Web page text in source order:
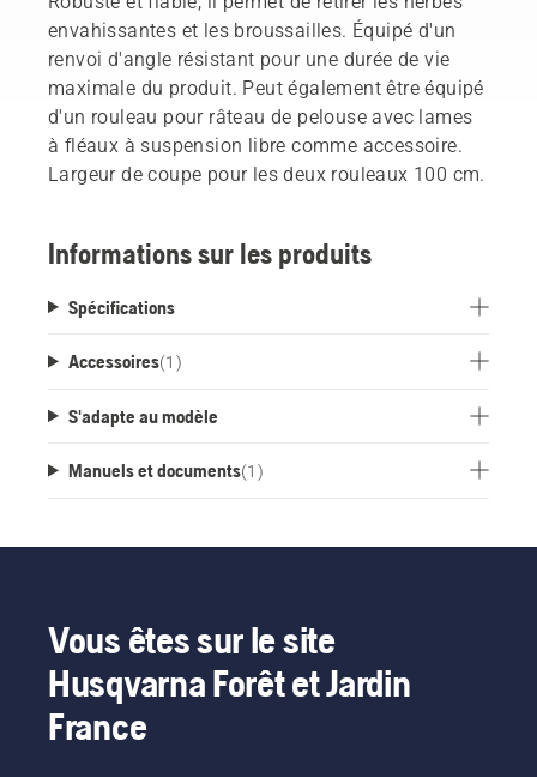
envahissantes et les broussailles. Équipé d'un
renvoi d'angle résistant pour une durée de vie
maximale du produit. Peut également être équipé
d'un rouleau pour râteau de pelouse avec lames
à fléaux à suspension libre comme accessoire.
Largeur de coupe pour les deux rouleaux 100 cm.
Informations sur les produits
Spécifications
Accessoires(1 )
S'adapte au modèle
Manuels et documents(1 )
Vous êtes sur le site
Husqvarna Forêt et Jardin
France